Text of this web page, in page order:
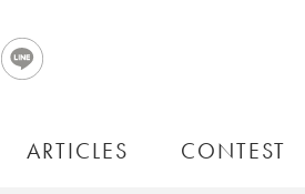
ARTICLES CONTEST